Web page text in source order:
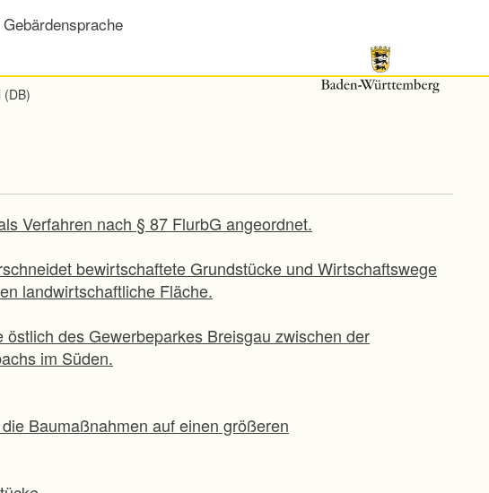
Gebärdensprache
(DB)
Verfahren nach § 87 FlurbG angeordnet.
bewirtschaftete Grundstücke und Wirtschaftswege
landwirtschaftliche Fläche.
des Gewerbeparkes Breisgau zwischen der
im Süden.
Baumaßnahmen auf einen größeren